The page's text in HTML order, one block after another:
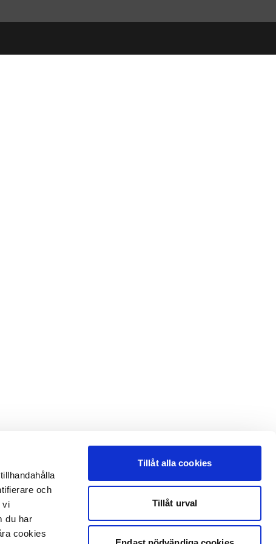
och
vi
du har
cookies
Tillåt alla cookies
Tillåt urval